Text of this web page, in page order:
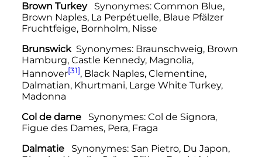
Brown TurkeySynonymes: Common Blue,
Brown Naples, La Perpétuelle, Blaue Pfälzer
Fruchtfeige, Bornholm, Nisse
BrunswickSynonymes: Braunschweig, Brown
Hamburg, Castle Kennedy, Magnolia,
Hannover[31], Black Naples, Clementine,
Dalmatian, Khurtmani, Large White Turkey,
Madonna
Col de dameSynonymes: Col de Signora,
Figue des Dames, Pera, Fraga
DalmatieSynonymes: San Pietro, Du Japon,